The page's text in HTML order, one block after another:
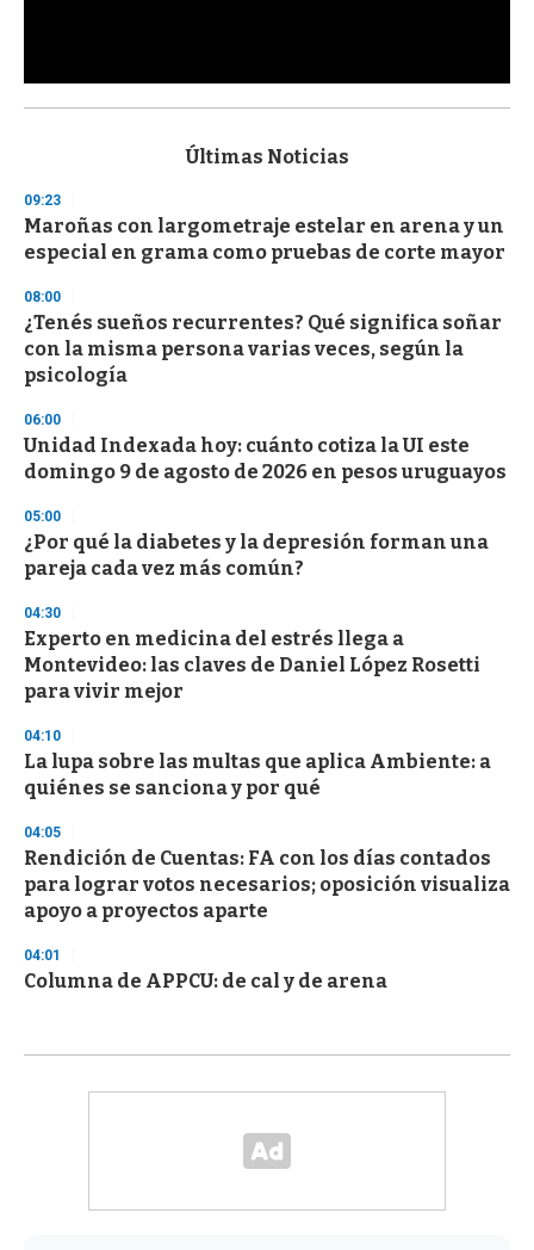
s
d
s
o
f
3
s
e
c
o
d
s
Últimas Noticias
09:23
Maroñas con largometraje estelar en arena y un
especial en grama como pruebas de corte mayor
08:00
¿Tenés sueños recurrentes? Qué significa soñar
con la misma persona varias veces, según la
psicología
06:00
Unidad Indexada hoy: cuánto cotiza la UI este
domingo 9 de agosto de 2026 en pesos uruguayos
05:00
¿Por qué la diabetes y la depresión forman una
pareja cada vez más común?
04:30
Experto en medicina del estrés llega a
Montevideo: las claves de Daniel López Rosetti
para vivir mejor
04:10
La lupa sobre las multas que aplica Ambiente: a
quiénes se sanciona y por qué
04:05
Rendición de Cuentas: FA con los días contados
para lograr votos necesarios; oposición visualiza
apoyo a proyectos aparte
04:01
Columna de APPCU: de cal y de arena